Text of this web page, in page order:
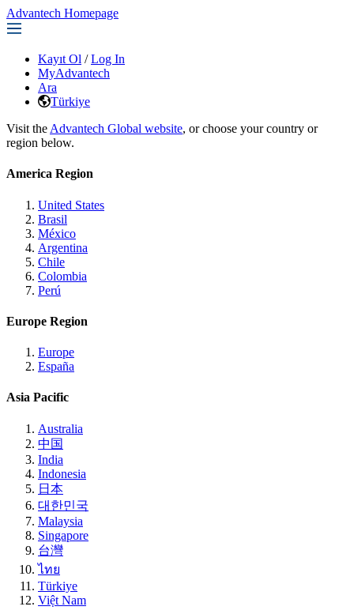
Advantech Homepage
Kayıt Ol / Log In
MyAdvantech
Ara
Türkiye
Visit the Advantech Global website, or choose your country or
region below.
America Region
United States
Brasil
México
Argentina
Chile
Colombia
Perú
Europe Region
Europe
España
Asia Pacific
Australia
中国
India
Indonesia
日本
대한민국
Malaysia
Singapore
台灣
ไทย
Türkiye
Việt Nam